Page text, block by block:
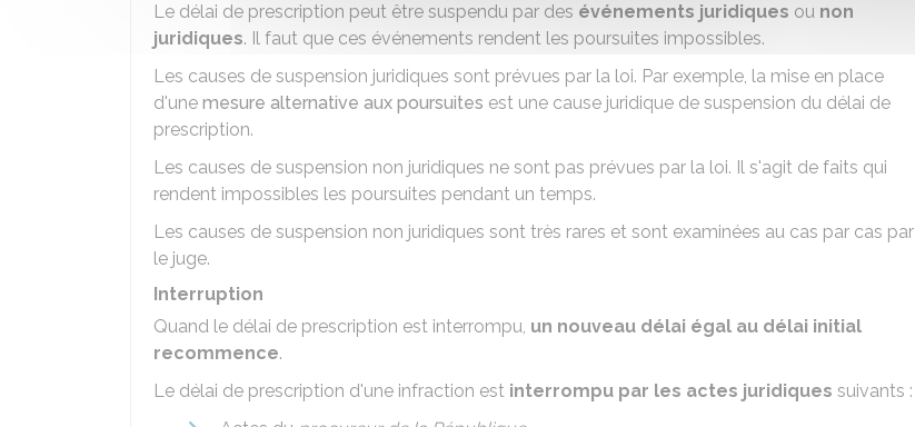
Le délai de prescription peut être suspendu par des événements juridiques ou non
juridiques. Il faut que ces événements rendent les poursuites impossibles.
Les causes de suspension juridiques sont prévues par la loi. Par exemple, la mise en place
d'une mesure alternative aux poursuites est une cause juridique de suspension du délai de
prescription.
Les causes de suspension non juridiques ne sont pas prévues par la loi. Il s'agit de faits qui
rendent impossibles les poursuites pendant un temps.
Les causes de suspension non juridiques sont très rares et sont examinées au cas par cas par
le juge.
Interruption
Quand le délai de prescription est interrompu, un nouveau délai égal au délai initial
recommence.
Le délai de prescription d'une infraction est interrompu par les actes juridiques suivants :